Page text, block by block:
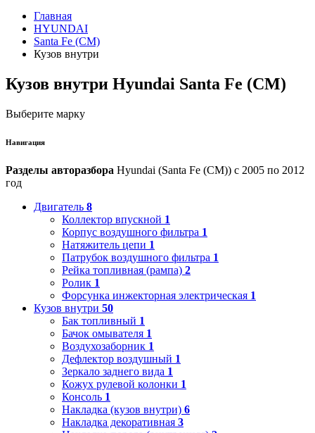
Главная
HYUNDAI
Santa Fe (CM)
Кузов внутри
Кузов внутри Hyundai Santa Fe (CM)
Выберите марку
Навигация
Разделы авторазбора Hyundai (Santa Fe (CM)) с 2005 по 2012
год
Двигатель 8
Коллектор впускной 1
Корпус воздушного фильтра 1
Натяжитель цепи 1
Патрубок воздушного фильтра 1
Рейка топливная (рампа) 2
Ролик 1
Форсунка инжекторная электрическая 1
Кузов внутри 50
Бак топливный 1
Бачок омывателя 1
Воздухозаборник 1
Дефлектор воздушный 1
Зеркало заднего вида 1
Кожух рулевой колонки 1
Консоль 1
Накладка (кузов внутри) 6
Накладка декоративная 3